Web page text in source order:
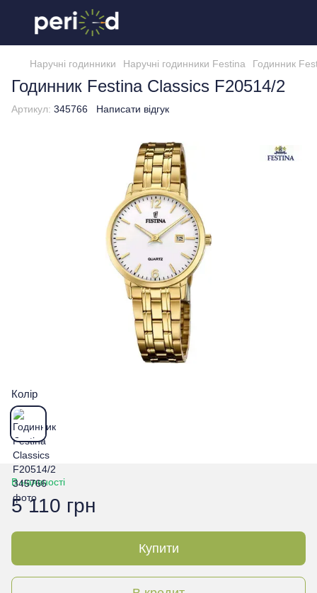
Наручні годинники Наручні годинники Festina Годинник
Годинник Festina Classics F20514/2
Артикул: 345766 Написати відгук
Колір
В наявності
5 110 грн
Купити